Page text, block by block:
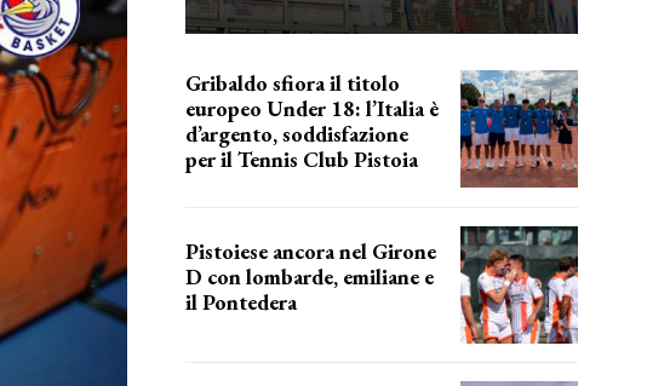
Gribaldo sfiora il titolo
europeo Under 18: l’Italia è
d’argento, soddisfazione
per il Tennis Club Pistoia
Pistoiese ancora nel Girone
D con lombarde, emiliane e
il Pontedera